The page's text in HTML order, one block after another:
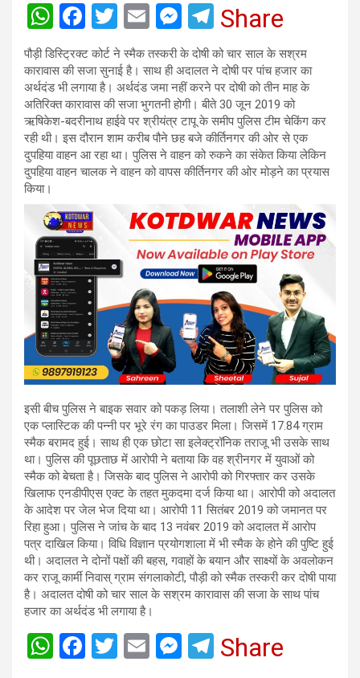
W
h
at
s
A
p
p
F
a
ce
b
o
o
k
T
wi
tt
er
E
m
ail
M
es
se
n
g
er
T
el
e
gr
a
m
Share
पौड़ी डिस्ट्रिक्ट कोर्ट ने स्मैक तस्करी के दोषी को चार साल के सश्रम
कारावास की सजा सुनाई है। साथ ही अदालत ने दोषी पर पांच हजार का
अर्थदंड भी लगाया है। अर्थदंड जमा नहीं करने पर दोषी को तीन माह के
अतिरिक्त कारावास की सजा भुगतनी होगी। बीते 30 जून 2019 को
ऋषिकेश-बदरीनाथ हाईवे पर श्रीयंत्र टापू के समीप पुलिस टीम चेकिंग कर
रही थी। इस दौरान शाम करीब पौने छह बजे कीर्तिनगर की ओर से एक
दुपहिया वाहन आ रहा था। पुलिस ने वाहन को रुकने का संकेत किया लेकिन
दुपहिया वाहन चालक ने वाहन को वापस कीर्तिनगर की ओर मोड़ने का प्रयास
किया।
इसी बीच पुलिस ने बाइक सवार को पकड़ लिया। तलाशी लेने पर पुलिस को
एक प्लास्टिक की पन्नी पर भूरे रंग का पाउडर मिला। जिसमें 17.84 ग्राम
स्मैक बरामद हुई। साथ ही एक छोटा सा इलेक्ट्रॉनिक तराजू भी उसके साथ
था। पुलिस की पूछताछ में आरोपी ने बताया कि वह श्रीनगर में युवाओं को
स्मैक को बेचता है। जिसके बाद पुलिस ने आरोपी को गिरफ्तार कर उसके
खिलाफ एनडीपीएस एक्ट के तहत मुकदमा दर्ज किया था। आरोपी को अदालत
के आदेश पर जेल भेज दिया था। आरोपी 11 सितंबर 2019 को जमानत पर
रिहा हुआ। पुलिस ने जांच के बाद 13 नवंबर 2019 को अदालत में आरोप
पत्र दाखिल किया। विधि विज्ञान प्रयोगशाला में भी स्मैक के होने की पुष्टि हुई
थी। अदालत ने दोनों पक्षों की बहस, गवाहों के बयान और साक्ष्यों के अवलोकन
कर राजू कार्मी निवास् ग्राम संगलाकोटी, पौड़ी को स्मैक तस्करी कर दोषी पाया
है। अदालत दोषी को चार साल के सश्रम कारावास की सजा के साथ पांच
हजार का अर्थदंड भी लगाया है।
W F
T
E
M T
Share